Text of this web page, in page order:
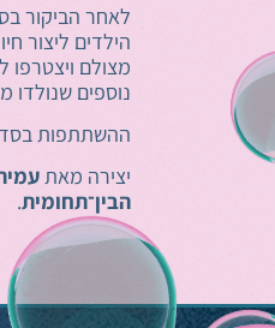
לאחר הביקור
הילדים ליצור
מצולם
נוספים שנולדו
ההשתתפות
יצירה מאת
הבין־תחומית.